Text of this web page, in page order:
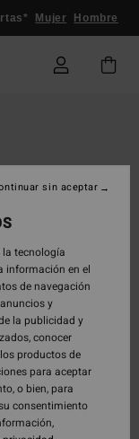
Mujer Hombre
tecnología
información en el
de navegación
y
la publicidad y
conocer
productos de
para aceptar
o bien, para
consentimiento
sin aceptar